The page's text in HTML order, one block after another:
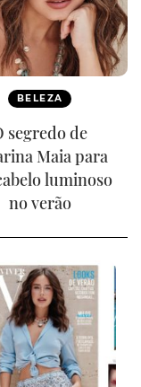
BELEZA
segredo de
Maia para
luminoso
no verão